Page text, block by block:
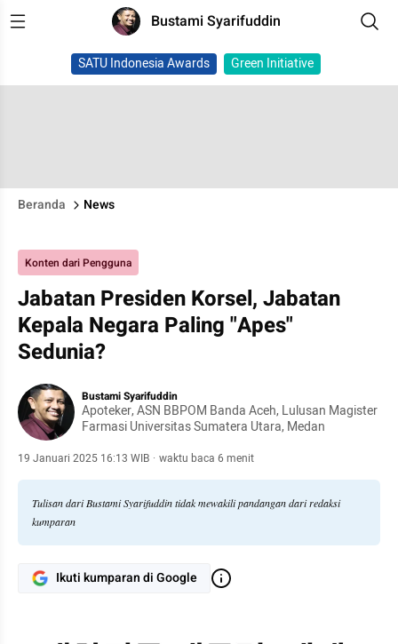
Bustami Syarifuddin
SATU Indonesia Awards Green Initiative
Beranda News
Konten dari Pengguna
Jabatan Presiden Korsel, Jabatan
Kepala Negara Paling "Apes"
Sedunia?
Bustami Syarifuddin
Apoteker, ASN BBPOM Banda Aceh, Lulusan Magister
Farmasi Universitas Sumatera Utara, Medan
19 Januari 2025 16:13 WIB · waktu baca 6 menit
Tulisan dari Bustami Syarifuddin tidak mewakili pandangan dari redaksi
kumparan
Ikuti kumparan di Google